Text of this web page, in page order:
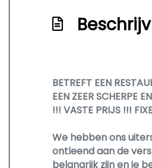
BETREFT EEN
EEN ZEER SCHERPE
!!! VASTE PRIJS !!!
We hebben ons
ontleend aan de
belangrijk zijn en je